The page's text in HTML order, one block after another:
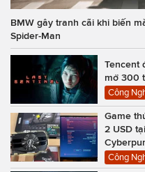
BMW gây tranh cãi khi biến
Spider-Man
Tencent
mở 300
Công
Game
2 USD
Công